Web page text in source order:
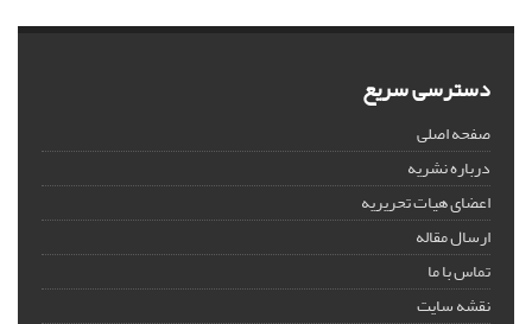
دسترسی سریع
صفحه اصلی
درباره نشریه
اعضای هیات تحریریه
ارسال مقاله
تماس با ما
نقشه سایت